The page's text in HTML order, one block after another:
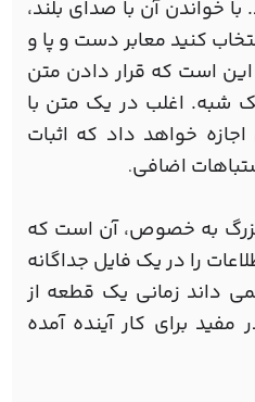
خواندن آن با صدای بلند،
کنید معابر دست و پا و
است که قرار دادن متن
شبه. اغلب در یک متن با
خواهد داد که اثبات
اضافی.
به خصوص، آن است که
را در یک فایل جداگانه
داند زمانی یک قطعه از
برای کار آینده آمده